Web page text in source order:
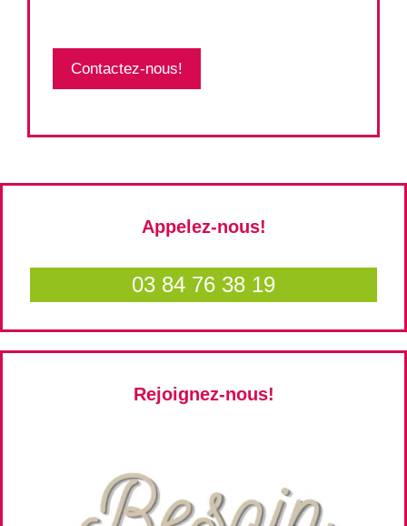
Contactez-nous!
Appelez-nous!
03 84 76 38 19
Rejoignez-nous!